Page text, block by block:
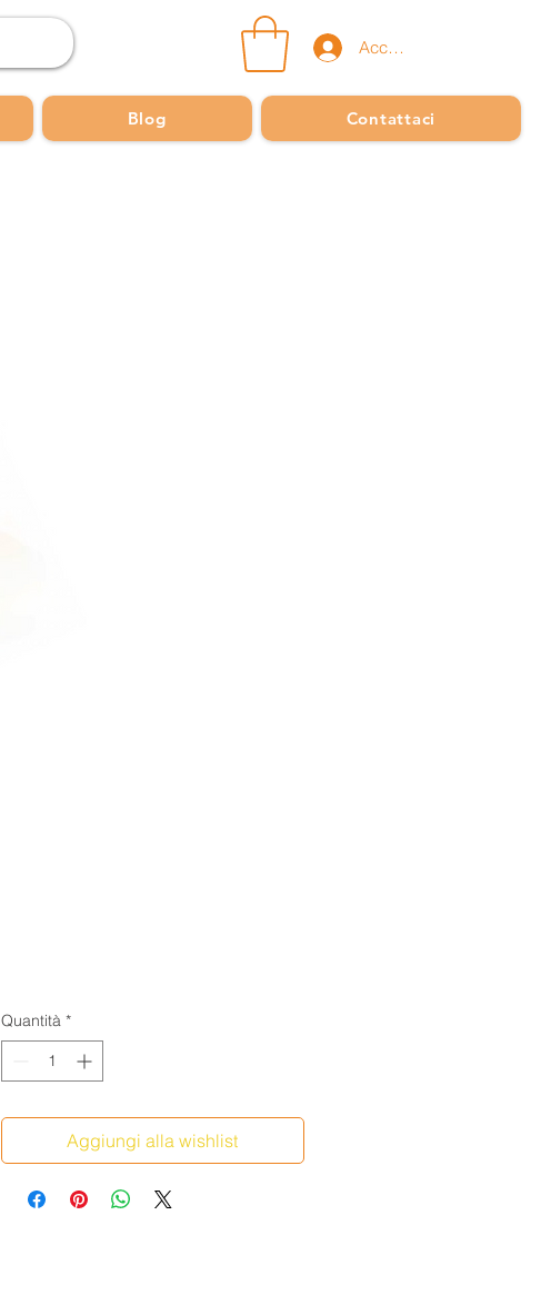
Accedi
Blog Contattaci
Quantità *
Aggiungi alla wishlist